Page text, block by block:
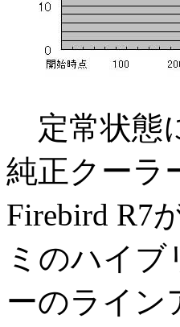
定常状態
純正クーラ
Firebird R7
ミのハイブ
ーのライン